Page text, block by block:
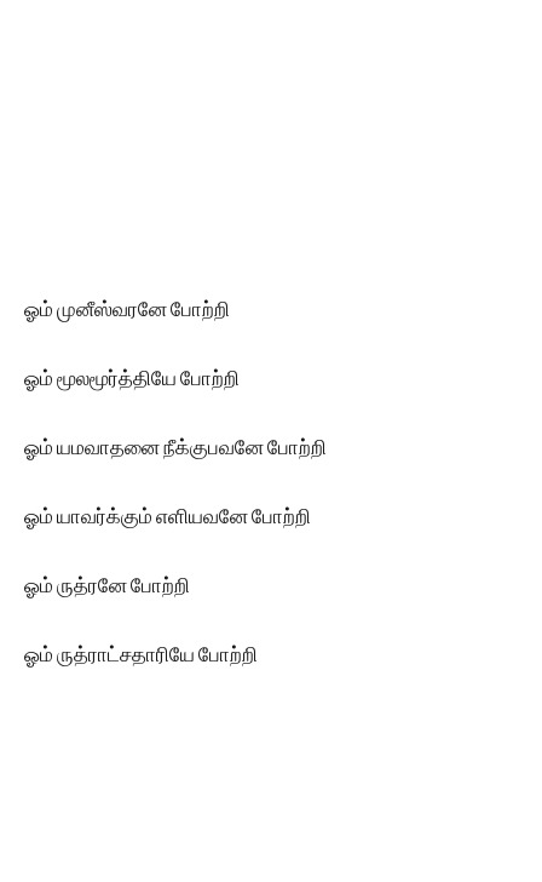
ஓம் முனீஸ்வரனே போற்றி
ஓம் மூலமூர்த்தியே போற்றி
ஓம் யமவாதனை நீக்குபவனே போற்றி
ஓம் யாவர்க்கும் எளியவனே போற்றி
ஓம் ருத்ரனே போற்றி
ஓம் ருத்ராட்சதாரியே போற்றி